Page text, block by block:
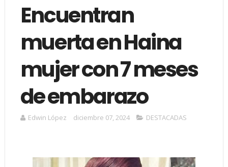
Encuentran
muerta en Haina
mujer con 7 meses
de embarazo
Edwin López diciembre 07, 2024 DESTACADAS